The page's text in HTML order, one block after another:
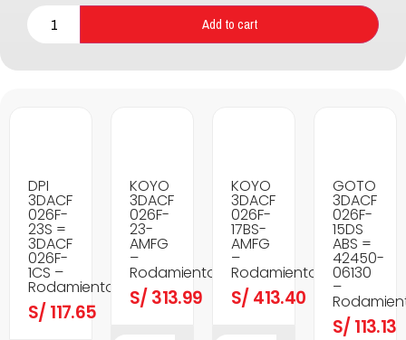
Add to cart
DPI
3DACF
026F-
23S =
3DACF
026F-
1CS –
Rodamientos
S/ 117.65
KOYO
3DACF
026F-
23-
AMFG
–
Rodamientos
S/ 313.99
KOYO
3DACF
026F-
17BS-
AMFG
–
Rodamientos
S/ 413.40
GOTO
3DACF
026F-
15DS
ABS =
42450-
06130
–
S/ 113.13